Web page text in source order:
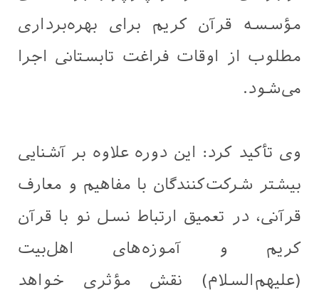
مؤسسه قرآن کریم برای بهره‌برداری
مطلوب از اوقات فراغت تابستانی اجرا
می‌شود.
وی تأکید کرد: این دوره علاوه بر آشنایی
بیشتر شرکت‌کنندگان با مفاهیم و معارف
قرآنی، در تعمیق ارتباط نسل نو با قرآن
کریم و آموزه‌های اهل‌بیت
(علیهم‌السلام) نقش مؤثری خواهد